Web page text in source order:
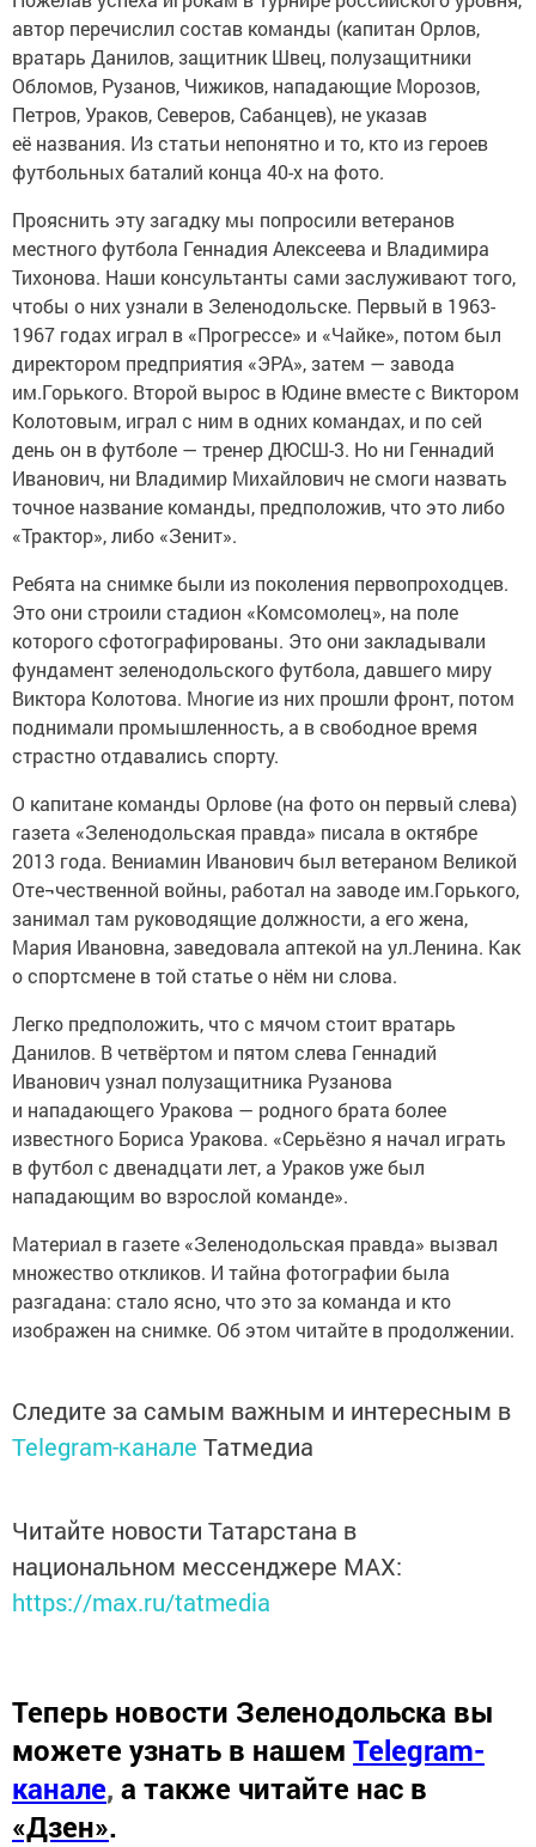
автор перечислил состав команды (капитан Орлов,
вратарь Данилов, защитник Швец, полузащитники
Обломов, Рузанов, Чижиков, нападающие Морозов,
Петров, Ураков, Северов, Сабанцев), не указав
её названия. Из статьи непонятно и то, кто из героев
футбольных баталий конца 40-х на фото.
Прояснить эту загадку мы попросили ветеранов
местного футбола Геннадия Алексеева и Владимира
Тихонова. Наши консультанты сами заслуживают того,
чтобы о них узнали в Зеленодольске. Первый в 1963-
1967 годах играл в «Прогрессе» и «Чайке», потом был
директором предприятия «ЭРА», затем — завода
им.Горького. Второй вырос в Юдине вместе с Виктором
Колотовым, играл с ним в одних командах, и по сей
день он в футболе — тренер ДЮСШ-3. Но ни Геннадий
Иванович, ни Владимир Михайлович не смоги назвать
точное название команды, предположив, что это либо
«Трактор», либо «Зенит».
Ребята на снимке были из поколения первопроходцев.
Это они строили стадион «Комсомолец», на поле
которого сфотографированы. Это они закладывали
фундамент зеленодольского футбола, давшего миру
Виктора Колотова. Многие из них прошли фронт, потом
поднимали промышленность, а в свободное время
страстно отдавались спорту.
О капитане команды Орлове (на фото он первый слева)
газета «Зеленодольская правда» писала в октябре
2013 года. Вениамин Иванович был ветераном Великой
Оте¬чественной войны, работал на заводе им.Горького,
занимал там руководящие должности, а его жена,
Мария Ивановна, заведовала аптекой на ул.Ленина. Как
о спортсмене в той статье о нём ни слова.
Легко предположить, что с мячом стоит вратарь
Данилов. В четвёртом и пятом слева Геннадий
Иванович узнал полузащитника Рузанова
и нападающего Уракова — родного брата более
известного Бориса Уракова. «Серьёзно я начал играть
в футбол с двенадцати лет, а Ураков уже был
нападающим во взрослой команде».
Материал в газете «Зеленодольская правда» вызвал
множество откликов. И тайна фотографии была
разгадана: стало ясно, что это за команда и кто
изображен на снимке. Об этом читайте в продолжении.
Следите за самым важным и интересным в
Telegram-канале Татмедиа
Читайте новости Татарстана в
национальном мессенджере MАХ:
https://max.ru/tatmedia
Теперь новости Зеленодольска вы
можете узнать в нашем Telegram-
канале, а также читайте нас в
«Дзен».